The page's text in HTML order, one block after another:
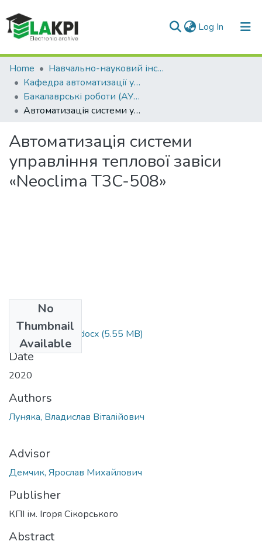
Log In (current)
Communities & Collections
All of DSpace
Statistics
Home
Навчально-науковий інститут енергозбереження та енергоменеджменту (НН ІЕЕ)
Кафедра автоматизації управління електротехнічними комплексами (АУЕК)
Бакалаврські роботи (АУЕК)
Автоматизація системи управління теплової завіси «Neoclima T3C-508»
Автоматизація системи
управління теплової завіси
«Neoclima T3C-508»
No
Thumbnail
Available
Luniaka_bakalavr.docx (5.55 MB)
Date
2020
Authors
Луняка, Владислав Віталійович
Advisor
Демчик, Ярослав Михайлович
Publisher
КПІ ім. Ігоря Сікорського
Abstract